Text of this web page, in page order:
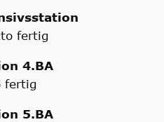
fertig
4.BA
fertig
5.BA